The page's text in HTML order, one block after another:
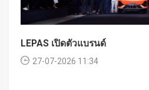
LEPAS เปิดตัวแบรนด์
27-07-2026 11:34